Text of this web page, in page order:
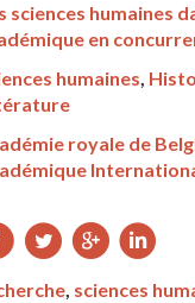
sciences humaines
en
humaines,
royale de
Partager
sur
Partager
sursur
, sciences